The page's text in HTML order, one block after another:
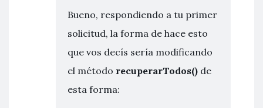
Bueno, respondiendo a tu primer
solicitud, la forma de hace esto
que vos decís sería modificando
el método recuperarTodos() de
esta forma: